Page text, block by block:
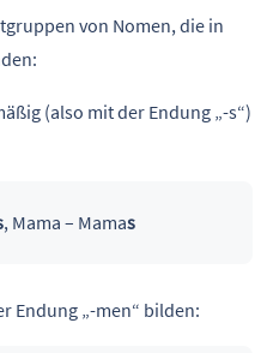
von Nomen, die in
(also mit der Endung „-s“)
, Mama – Mamas
Endung „-men“ bilden: